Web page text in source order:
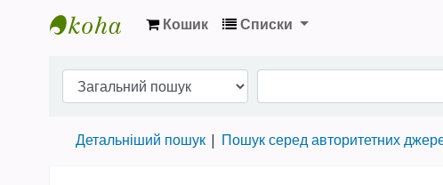
Кошик Списки
Детальніший пошук Пошук серед авторитетних